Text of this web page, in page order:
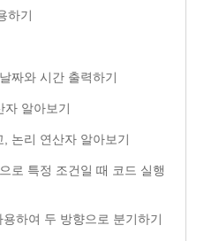
하기
짜와 시간 출력하기
자 알아보기
논리 연산자 알아보기
로 특정 조건일 때 코드 실행
하여 두 방향으로 분기하기